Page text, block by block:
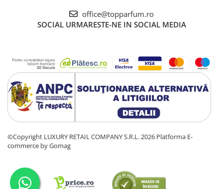
office@topparfum.ro
SOCIAL URMARESTE-NE IN SOCIAL MEDIA
©Copyright LUXURY RETAIL COMPANY S.R.L. 2026 Platforma E-
commerce by Gomag